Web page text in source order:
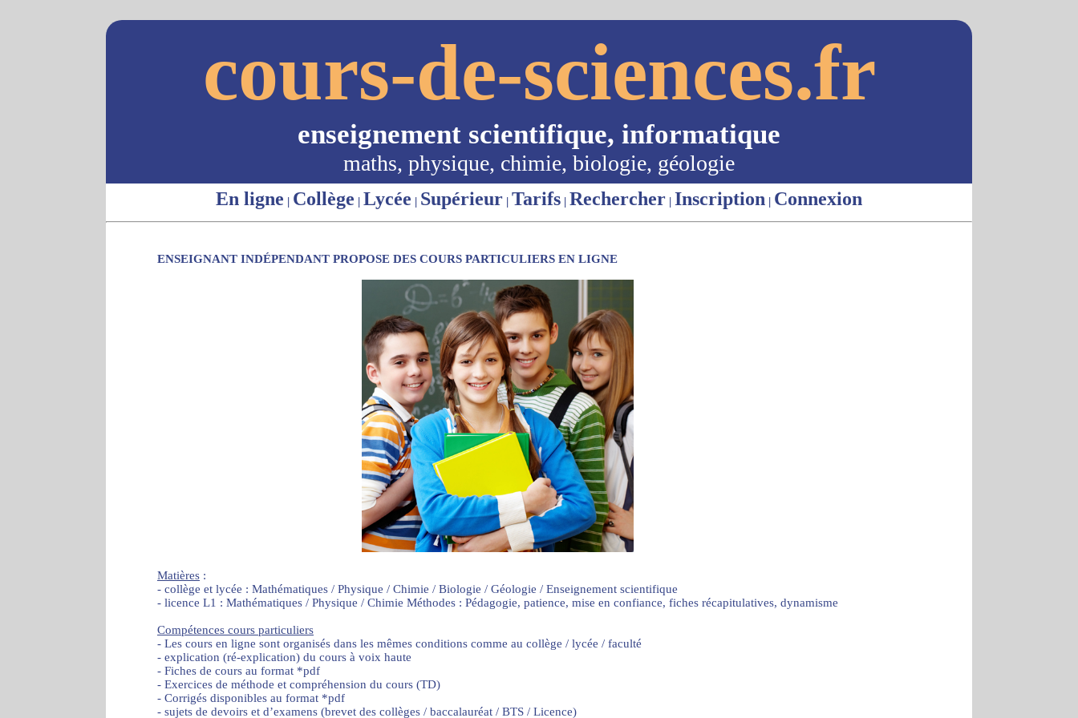
cours-de-sciences.fr
enseignement scientifique, informatique
maths, physique, chimie, biologie, géologie
En ligne | Collège | Lycée | Supérieur | Tarifs | Rechercher | Inscription | Connexion
ENSEIGNANT INDÉPENDANT PROPOSE DES COURS PARTICULIERS EN LIGNE
Matières :
- collège et lycée : Mathématiques / Physique / Chimie / Biologie / Géologie / Enseignement scientifique
- licence L1 : Mathématiques / Physique / Chimie Méthodes : Pédagogie, patience, mise en confiance, fiches récapitulatives, dynamisme
Compétences cours particuliers
- Les cours en ligne sont organisés dans les mêmes conditions comme au collège / lycée / faculté
- explication (ré-explication) du cours à voix haute
- Fiches de cours au format *pdf
- Exercices de méthode et compréhension du cours (TD)
- Corrigés disponibles au format *pdf
- sujets de devoirs et d’examens (brevet des collèges / baccalauréat / BTS / Licence)